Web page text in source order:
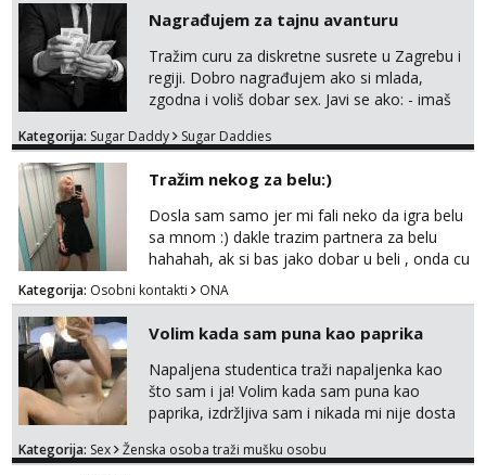
Nagrađujem za tajnu avanturu
Tražim curu za diskretne susrete u Zagrebu i
regiji. Dobro nagrađujem ako si mlada,
zgodna i voliš dobar sex. Javi se ako: - imaš
kosu - se dobro ljubiš - si fleksibilna s
dostupna radnim danom (vikendi i noći su za
obitelj) - vodiš brigu o zdravlju i koristiš
zaštitu Ne javljajte se: - debele - frajeri i
paro...
Kategorija: Sugar Daddy Sugar Daddies
Tražim nekog za belu:)
Dosla sam samo jer mi fali neko da igra belu
sa mnom :) dakle trazim partnera za belu
hahahah, ak si bas jako dobar u beli , onda cu
razmislit za dalje Klikni na link ispod i nadji me
tamo, cekam te!
Kategorija: Osobni kontakti ONA
Volim kada sam puna kao paprika
Napaljena studentica traži napaljenka kao
što sam i ja! Volim kada sam puna kao
paprika, izdržljiva sam i nikada mi nije dosta
bilo kad i bilo gdje zato se javi što prije da
Kategorija: Sex Ženska osoba traži mušku osobu